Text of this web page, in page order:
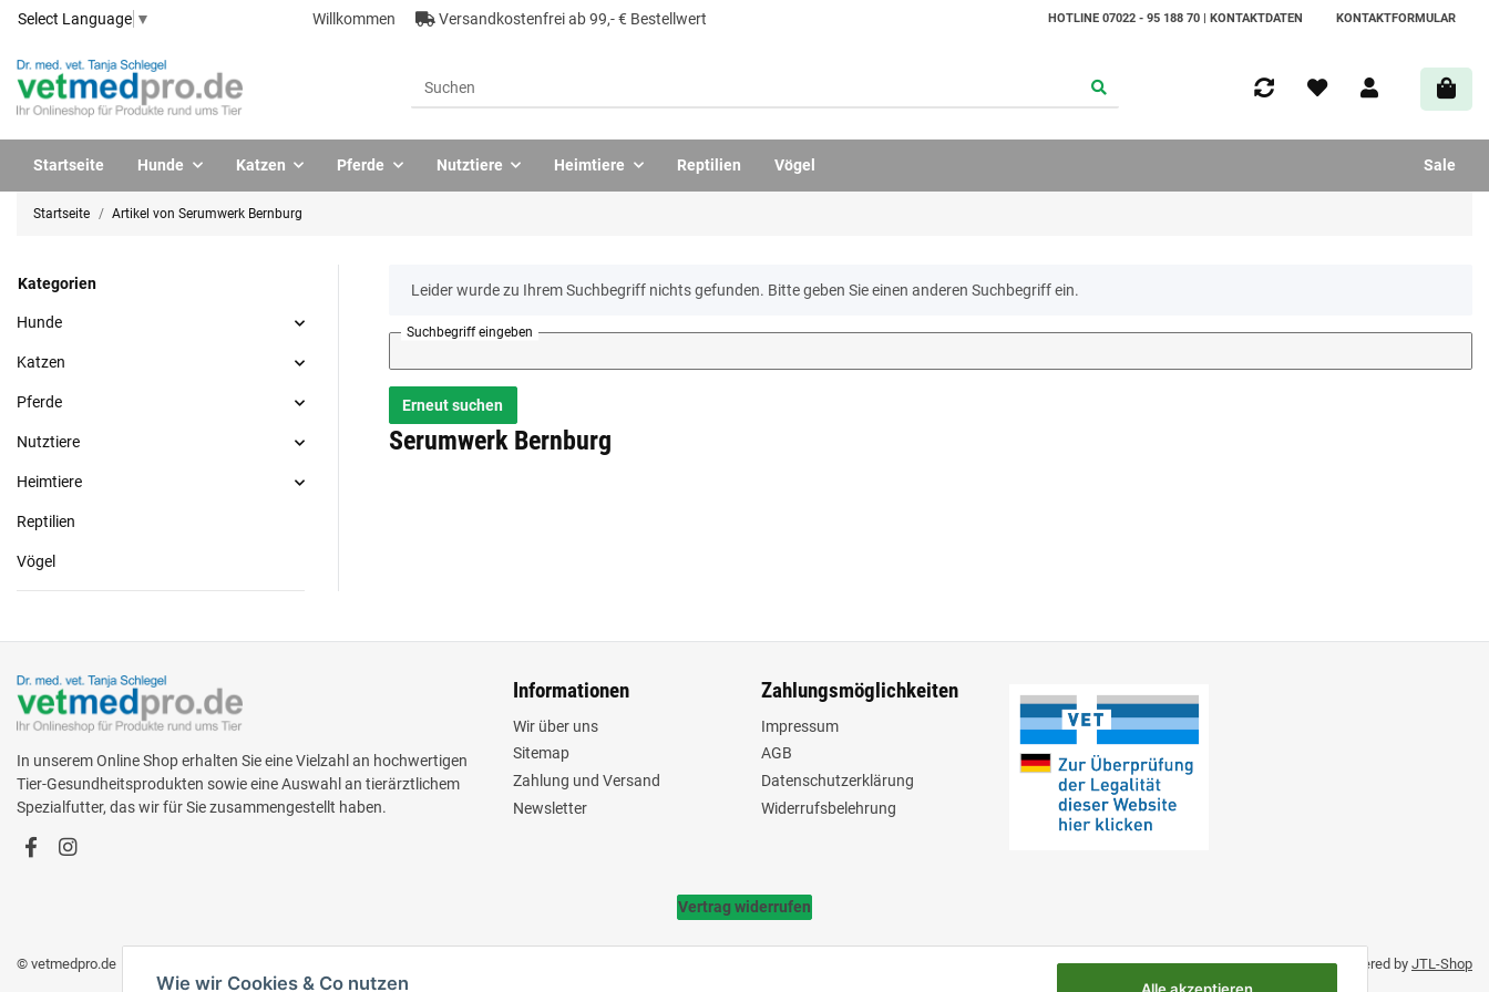
Select Language ▼ Willkommen Versandkostenfrei ab 99,- € Bestellwert HOTLINE 07022 - 95 188 70 | KONTAKTDATEN KONTAKTFORMULAR
Hunde Katzen Pferde Nutztiere Heimtiere Reptilien Vögel
Startseite Sale
Startseite Artikel von Serumwerk Bernburg
xLeider wurde zu Ihrem Suchbegriff nichts gefunden. Bitte geben Sie einen anderen Suchbegriff ein.
Suchbegriff eingeben
Erneut suchen
Serumwerk Bernburg
Kategorien
Hunde
Katzen
Pferde
Nutztiere
Heimtiere
Reptilien
Vögel
In unserem Online Shop erhalten Sie eine Vielzahl an hochwertigen
Tier-Gesundheitsprodukten sowie eine Auswahl an tierärztlichem
Spezialfutter, das wir für Sie zusammengestellt haben.
Informationen
Wir über uns
Sitemap
Zahlung und Versand
Newsletter
Zahlungsmöglichkeiten
Impressum
AGB
Datenschutzerklärung
Widerrufsbelehrung
Vertrag widerrufen
© vetmedpro.de Umsetzung durch Themeart• Powered by JTL-Shop
Wie wir Cookies & Co nutzen Alle akzeptieren